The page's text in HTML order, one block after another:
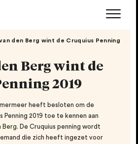
den Berg wint de Cruquius Penning
Berg wint de
2019
heeft besloten om de
Penning 2019 toe te kennen aan
Berg. De Cruquius penning wordt
die zich heeft ingezet voor